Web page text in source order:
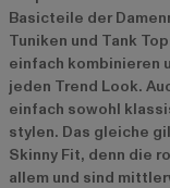
Basicteile der
Tuniken und Tank
einfach kombinieren
jeden Trend Look.
einfach sowohl
stylen. Das gleiche
Skinny Fit, denn die
allem und sind